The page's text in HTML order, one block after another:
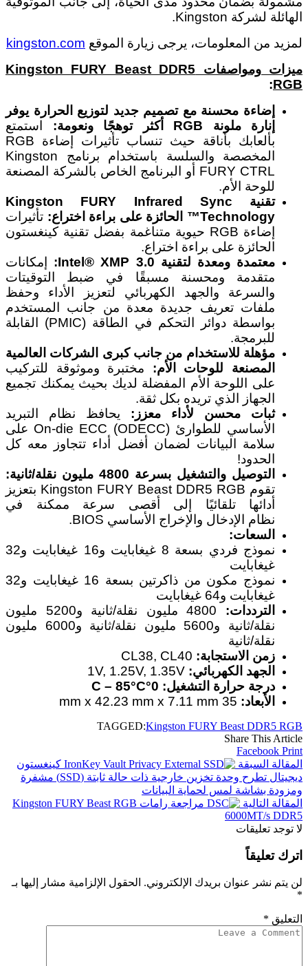
الهائلة لشركة Kingston.
لمزيد من المعلومات، يرجى زيارة الموقع kingston.com
ميزات ومواصفات Kingston FURY Beast DDR5
RGB
:
إضاءة محسنة مع تصميم جديد لتوزيع الحرارة يوفر
إنارة ملونة RGB أكثر توهجًا ونعومة: استمتع
بألعابك بأناقة حيث تنساب تأثيرات إضاءة RGB
المخصصة والسلسة باستخدام برنامج Kingston
FURY CTRL أو البرنامج الخاص بالشركة المصنعة
للوحة الأم.
تقنية Kingston FURY Infrared Sync
Technology™ الحائزة على براءة اختراع: تأثيرات
إضاءة RGB حيوية متناغمة بفضل تقنية كينغستون
الحائزة على براءة اختراع.
معتمدة ومعدة لتقنية Intel® XMP 3.0
: إمكانات
متقدمة ومحسنة مسبقًا في ضبط التوقيتات
والسرعة والجهد الكهربائي لتعزيز الأداء وحفظ
ملفات تعريف جديدة معدة من جانب المستخدم
بواسطة دوائر التحكم في الطاقة (PMIC) القابلة
للبرمجة.
مؤهلة للاستخدام من جانب كبرى الشركات العالمية
المصنعة للوحات الأم: مختبرة وموثوقة للتركيب
على اللوحة الأم المفضلة لديك بحيث يمكنك تجميع
الجهاز الذي تريده بكل ثقة.
ثبات محسن لأداء معزز: يحافظ نظام التبريد
الأساسي للطوارئ On-die ECC (ODECC) على
سلامة البيانات لضمان أفضل أداء تتجاوز معه كل
الحدود!
التوصيل والتشغيل بسرعة 4800 مليون نقلة/ثانية:
تقوم Kingston FURY Beast DDR5 RGB بتعزيز
أدائها تلقائيًا إلى أقصى سرعة ممكنة في
نظام الإدخال والإخراج الأساسي BIOS.
السعات:
نموذج فردي بسعة 8 غيغابايت و16 غيغابايت و32
غيغابايت
نموذج مكون من ذاكرتين بسعة 16 غيغابايت و32
غيغابايت و64 غيغابايت
الترددات:
4800 مليون نقلة/ثانية و5200 مليون
نقلة/ثانية و5600 مليون نقلة/ثانية و6000 مليون
نقلة/ثانية
زمن الاستجابة: CL38, CL40
الجهد الكهربائي: 1V, 1.25V, 1.35V
درجة حرارة التشغيل: 0°C – 85°C
الأبعاد: 35 mm x 42.23 mm x 7.11 mm
TAGGED:Kingston FURY Beast DDR5 RGB
Share This Article
Facebook Print
المقالة السبقة
كينغستون
ديجيتال تطرح وحدة تخزين خارجية ذات حالة ثابتة (SSD) مشفرة
ومزودة بشاشة لمس لحماية البيانات
المقالة التالية
مراجعة رامات Kingston FURY Beast RGB
6000MT/s DDR5
لا توجد تعليقات
اترك تعليقاً
لن يتم نشر عنوان بريدك الإلكتروني. الحقول الإلزامية مشار إليها بـ
*
التعليق *